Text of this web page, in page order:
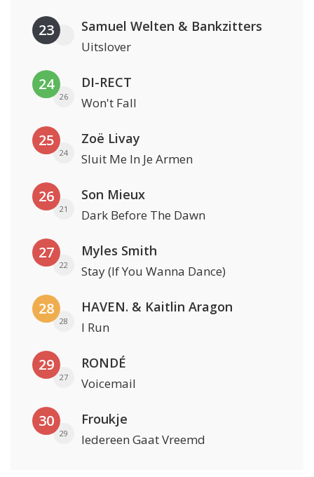
23 Samuel Welten & Bankzitters
Uitslover
24
26
DI-RECT
Won't Fall
25
24
Zoë Livay
Sluit Me In Je Armen
26
21
Son Mieux
Dark Before The Dawn
27
22
Myles Smith
Stay (If You Wanna Dance)
28
28
HAVEN. & Kaitlin Aragon
I Run
29
27
RONDÉ
Voicemail
30
29
Froukje
Iedereen Gaat Vreemd